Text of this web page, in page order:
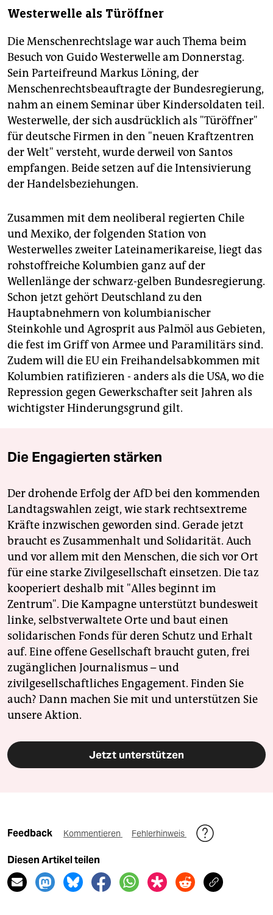
Westerwelle als Türöffner
Die Menschenrechtslage war auch Thema beim
Besuch von Guido Westerwelle am Donnerstag.
Sein Parteifreund Markus Löning, der
Menschenrechtsbeauftragte der Bundesregierung,
nahm an einem Seminar über Kindersoldaten teil.
Westerwelle, der sich ausdrücklich als "Türöffner"
für deutsche Firmen in den "neuen Kraftzentren
der Welt" versteht, wurde derweil von Santos
empfangen. Beide setzen auf die Intensivierung
der Handelsbeziehungen.
Zusammen mit dem neoliberal regierten Chile
und Mexiko, der folgenden Station von
Westerwelles zweiter Lateinamerikareise, liegt das
rohstoffreiche Kolumbien ganz auf der
Wellenlänge der schwarz-gelben Bundesregierung.
Schon jetzt gehört Deutschland zu den
Hauptabnehmern von kolumbianischer
Steinkohle und Agrosprit aus Palmöl aus Gebieten,
die fest im Griff von Armee und Paramilitärs sind.
Zudem will die EU ein Freihandelsabkommen mit
Kolumbien ratifizieren - anders als die USA, wo die
Repression gegen Gewerkschafter seit Jahren als
wichtigster Hinderungsgrund gilt.
Die Engagierten stärken
Der drohende Erfolg der AfD bei den kommenden
Landtagswahlen zeigt, wie stark rechtsextreme
Kräfte inzwischen geworden sind. Gerade jetzt
braucht es Zusammenhalt und Solidarität. Auch
und vor allem mit den Menschen, die sich vor Ort
für eine starke Zivilgesellschaft einsetzen. Die taz
kooperiert deshalb mit "Alles beginnt im
Zentrum". Die Kampagne unterstützt bundesweit
linke, selbstverwaltete Orte und baut einen
solidarischen Fonds für deren Schutz und Erhalt
auf. Eine offene Gesellschaft braucht guten, frei
zugänglichen Journalismus – und
zivilgesellschaftliches Engagement. Finden Sie
auch? Dann machen Sie mit und unterstützen Sie
unsere Aktion.
Jetzt unterstützen
Feedback Kommentieren Fehlerhinweis
Diesen Artikel teilen